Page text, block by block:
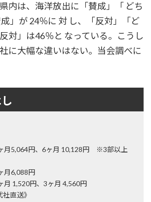
内は、海洋放出に「賛成」「 どち
」が 24％に 対 し、「反対」「ど
対」は46％と なっている。こうし
に大幅な違いはない。当会調べに
月5,064円、6ヶ月 10,128円 ※3部以上
月6,088円
月 1,520円、3ヶ月 4,560円
直送》